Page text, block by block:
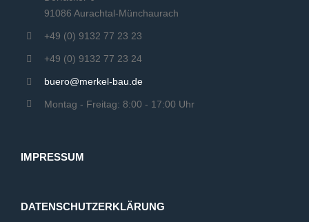
91086 Aurachtal-Münchaurach
+49 (0) 9132 77 23 23
+49 (0) 9132 77 23 24
buero@merkel-bau.de
Montag - Freitag: 8:00 - 17:00 Uhr
IMPRESSUM
DATENSCHUTZERKLÄRUNG